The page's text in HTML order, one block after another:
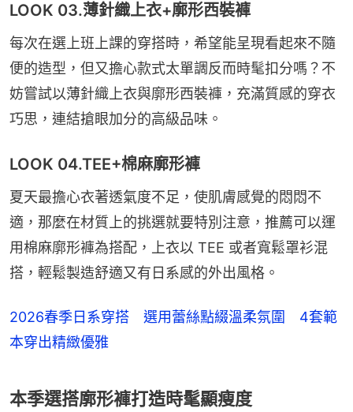
LOOK 03.薄針織上衣+廓形西裝褲
每次在選上班上課的穿搭時，希望能呈現看起來不隨
便的造型，但又擔心款式太單調反而時髦扣分嗎？不
妨嘗試以薄針織上衣與廓形西裝褲，充滿質感的穿衣
巧思，連結搶眼加分的高級品味。
LOOK 04.TEE+棉麻廓形褲
夏天最擔心衣著透氣度不足，使肌膚感覺的悶悶不
適，那麼在材質上的挑選就要特別注意，推薦可以運
用棉麻廓形褲為搭配，上衣以 TEE 或者寬鬆罩衫混
搭，輕鬆製造舒適又有日系感的外出風格。
2026春季日系穿搭 選用蕾絲點綴溫柔氛圍 4套範
本穿出精緻優雅
本季選搭廓形褲打造時髦顯瘦度